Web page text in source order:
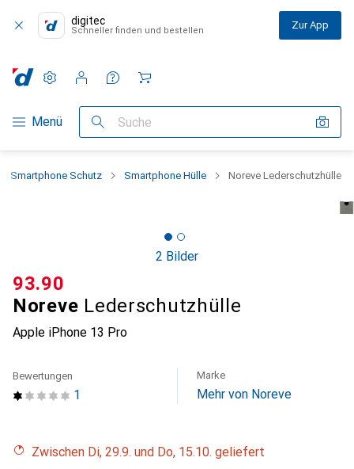
digitec
Schneller finden und bestellen Zur App
Navigation nach Kategorien
Menü Suche
Einstellungen
Kundenkonto
Vergleichslisten
Merklisten
Warenkorb
Smartphone Schutz Smartphone Hülle Noreve Lederschutzhülle
2 Bilder
Noreve Lederschutzhülle
Apple iPhone 13 Pro
CHF
93.90
1
Bewertungen Marke
Mehr von Noreve
Zwischen Di, 29.9. und Do, 15.10. geliefert